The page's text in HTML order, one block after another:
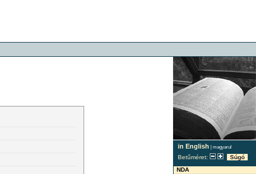
in English | magyarul
Betűméret:
Súgó
NDA